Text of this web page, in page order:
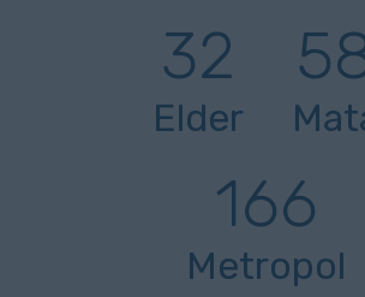
32
Elder
166
Metropol